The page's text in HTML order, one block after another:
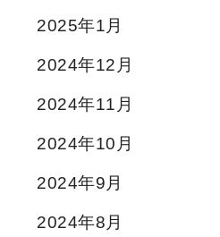
2025年1月
2024年12月
2024年11月
2024年10月
2024年9月
2024年8月